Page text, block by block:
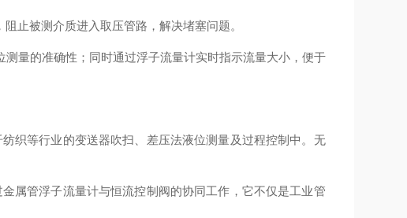
止被测介质进入取压管路，解决堵塞问题。
量的准确性；同时通过浮子流量计实时指示流量大小，便于
等行业的变送器吹扫、差压法液位测量及过程控制中。无
管浮子流量计与恒流控制阀的协同工作，它不仅是工业管